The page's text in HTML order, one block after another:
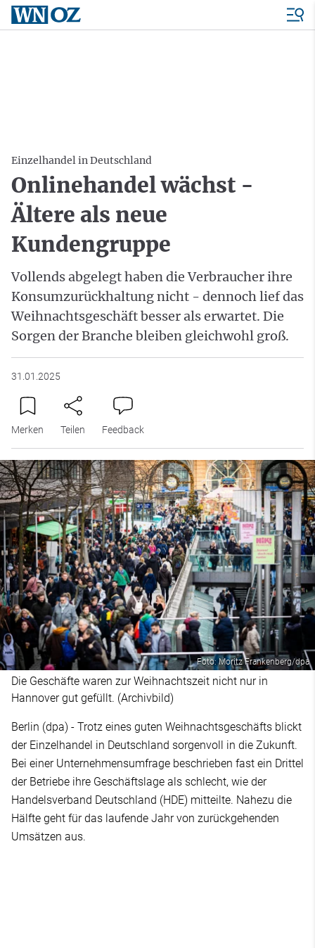
Einzelhandel in Deutschland
Onlinehandel wächst -
Ältere als neue
Kundengruppe
Vollends abgelegt haben die Verbraucher ihre
Konsumzurückhaltung nicht - dennoch lief das
Weihnachtsgeschäft besser als erwartet. Die
Sorgen der Branche bleiben gleichwohl groß.
31.01.2025
Merken Teilen Feedback
Foto: Moritz Frankenberg/dpa
Die Geschäfte waren zur Weihnachtszeit nicht nur in
Hannover gut gefüllt. (Archivbild)
Berlin (dpa) - Trotz eines guten Weihnachtsgeschäfts blickt
der Einzelhandel in Deutschland sorgenvoll in die Zukunft.
Bei einer Unternehmensumfrage beschrieben fast ein Drittel
der Betriebe ihre Geschäftslage als schlecht, wie der
Handelsverband Deutschland (HDE) mitteilte. Nahezu die
Hälfte geht für das laufende Jahr von zurückgehenden
Umsätzen aus.